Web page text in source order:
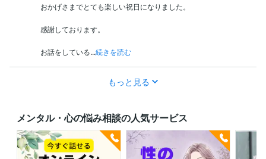
おかげさまでとても楽しい祝日になりました。
感謝しております。
お話をしている...続きを読む
もっと見る
メンタル・心の悩み相談の人気サービス